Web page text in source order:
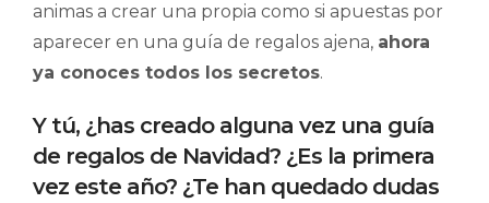
animas a crear una propia como si apuestas por
aparecer en una guía de regalos ajena, ahora
ya conoces todos los secretos.
Y tú, ¿has creado alguna vez una guía
de regalos de Navidad? ¿Es la primera
vez este año? ¿Te han quedado dudas